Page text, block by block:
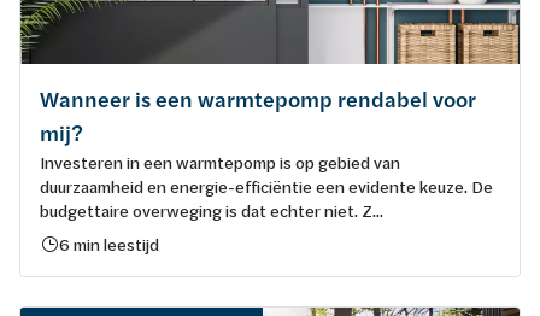
Wanneer is een warmtepomp rendabel voor
mij?
Investeren in een warmtepomp is op gebied van
duurzaamheid en energie-efficiëntie een evidente keuze. De
budgettaire overweging is dat echter niet. Z...
6 min leestijd